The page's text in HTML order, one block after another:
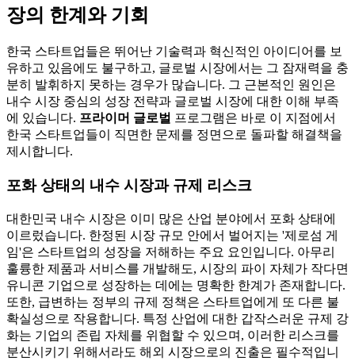
장의 한계와 기회
한국 스타트업들은 뛰어난 기술력과 혁신적인 아이디어를 보
유하고 있음에도 불구하고, 글로벌 시장에서는 그 잠재력을 충
분히 발휘하지 못하는 경우가 많습니다. 그 근본적인 원인은
내수 시장 중심의 성장 전략과 글로벌 시장에 대한 이해 부족
에 있습니다. 프라이머 글로벌 프로그램은 바로 이 지점에서
한국 스타트업들이 직면한 문제를 정면으로 돌파할 해결책을
제시합니다.
포화 상태의 내수 시장과 규제 리스크
대한민국 내수 시장은 이미 많은 산업 분야에서 포화 상태에
이르렀습니다. 한정된 시장 규모 안에서 벌어지는 '제로섬 게
임'은 스타트업의 성장을 저해하는 주요 요인입니다. 아무리
훌륭한 제품과 서비스를 개발해도, 시장의 파이 자체가 작다면
유니콘 기업으로 성장하는 데에는 명확한 한계가 존재합니다.
또한, 급변하는 정부의 규제 정책은 스타트업에게 또 다른 불
확실성으로 작용합니다. 특정 산업에 대한 갑작스러운 규제 강
화는 기업의 존립 자체를 위협할 수 있으며, 이러한 리스크를
분산시키기 위해서라도 해외 시장으로의 진출은 필수적입니